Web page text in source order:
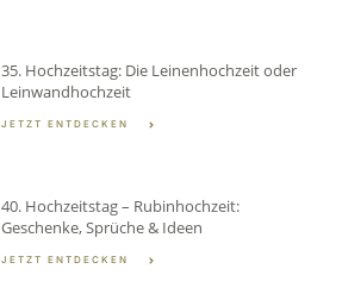
35. Hochzeitstag: Die Leinenhochzeit oder
Leinwandhochzeit
JETZT ENTDECKEN
40. Hochzeitstag – Rubinhochzeit:
Geschenke, Sprüche & Ideen
JETZT ENTDECKEN